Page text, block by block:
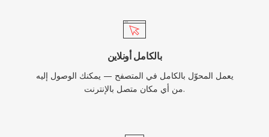
بالكامل أونلاين
يعمل المحوّل بالكامل في المتصفح — يمكنك الوصول إليه
من أي مكان متصل بالإنترنت.